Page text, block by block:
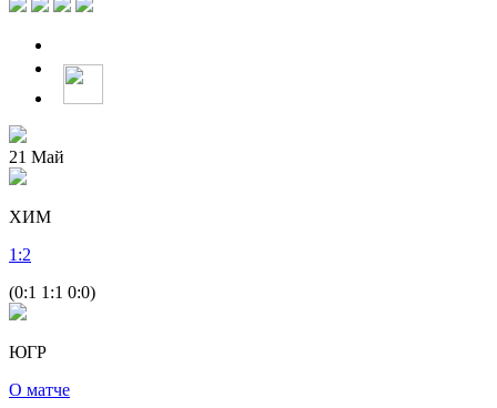
21 Май
ХИМ
1 :2
(0:1 1:1 0:0)
ЮГР
О матче